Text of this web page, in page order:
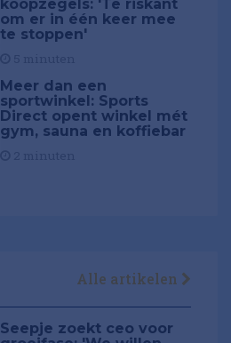
koopzegels: 'Te riskant
om er in één keer mee
te stoppen'
Meer dan een
sportwinkel: Sports
Direct opent winkel mét
gym, sauna en koffiebar
Alle artikelen
Seepje zoekt ceo voor